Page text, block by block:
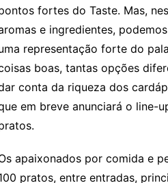
fortes do Taste. Mas,
e ingredientes,
representação forte do
boas, tantas opções
conta da riqueza dos
em breve anunciará o line-
apaixonados por comida e
pratos, entre entradas,